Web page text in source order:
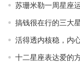
苏珊米勒一周星座
搞钱很在行的三大
活得透内核稳，内
十二星座表达爱的